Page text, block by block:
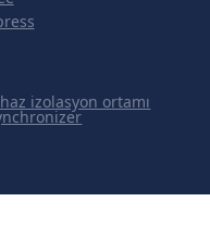
izolasyon ortamı